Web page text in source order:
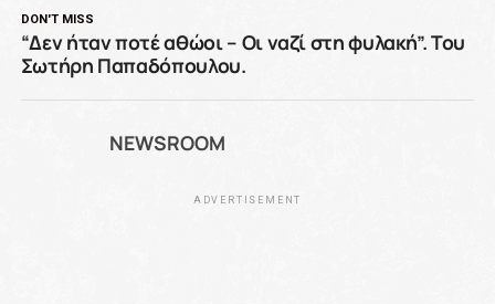
DON'T MISS
“Δεν ήταν ποτέ αθώοι – Οι ναζί στη φυλακή”. Του
Σωτήρη Παπαδόπουλου.
NEWSROOM
ADVERTISEMENT